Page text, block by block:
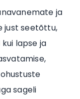
ja
just seetõttu,
lapse ja
sageli